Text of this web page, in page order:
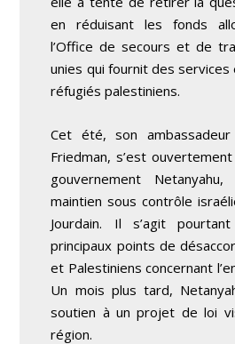
en réduisant les fonds
l’Office de secours et de
unies qui fournit des services
réfugiés palestiniens.
Cet été, son
Friedman, s’est
gouvernement
maintien sous contrôle
Jourdain. Il s’agit
principaux points de
et Palestiniens concernant
Un mois plus tard,
soutien à un projet de loi
région.